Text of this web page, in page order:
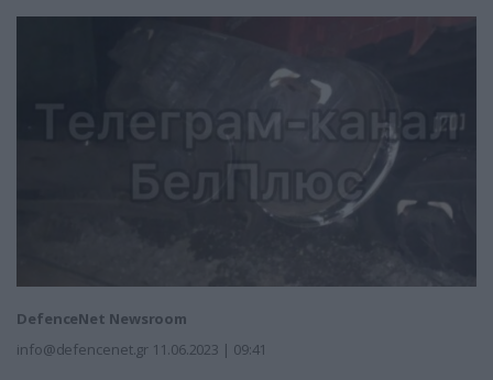
DefenceNet Newsroom
info@defencenet.gr 11.06.2023 | 09:41